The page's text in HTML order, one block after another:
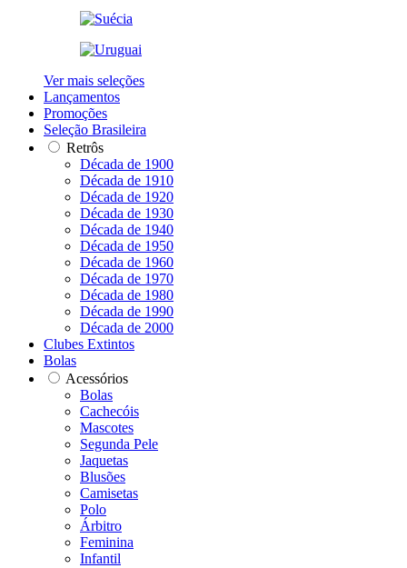
Ver mais seleções
Lançamentos
Promoções
Seleção Brasileira
Retrôs
Década de 1900
Década de 1910
Década de 1920
Década de 1930
Década de 1940
Década de 1950
Década de 1960
Década de 1970
Década de 1980
Década de 1990
Década de 2000
Clubes Extintos
Bolas
Acessórios
Bolas
Cachecóis
Mascotes
Segunda Pele
Jaquetas
Blusões
Camisetas
Polo
Árbitro
Feminina
Infantil